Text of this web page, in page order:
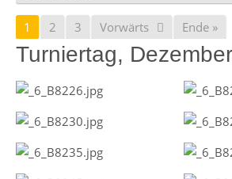
1 2 3 Vorwärts Ende »
Turniertag,